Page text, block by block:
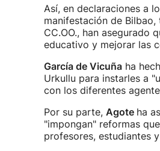
Así, en declaraciones a
manifestación de Bilbao,
CC.OO., han asegurado
educativo y mejorar las
García de Vicuñaha
Urkullu para instarles a
con los diferentes
Por su parte, Agote ha
"impongan" reformas
profesores, estudiantes